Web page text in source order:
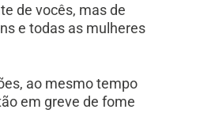
de vocês, mas de
e todas as mulheres
ao mesmo tempo
em greve de fome